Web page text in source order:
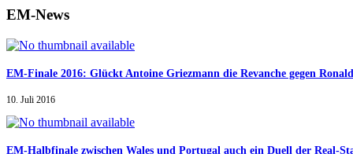
EM-News
EM-Finale 2016: Glückt Antoine Griezmann die Revanche gegen
10. Juli 2016
EM-Halbfinale zwischen Wales und Portugal auch ein Duell der Real-